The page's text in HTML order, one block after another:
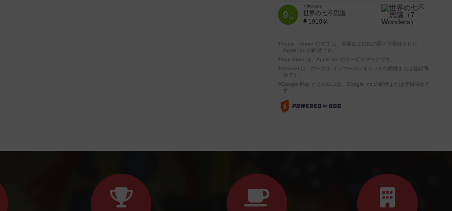
9位
7 Wonders
世界の七不思議
1919名
※Apple、Apple のロゴ は、米国および他の国々で登録された
Apple Inc.の商標です。
※App Store は、Apple Inc.のサービスマークです。
※Android は、グーグル インコーポレイテッドの商標または登録商
標です。
※Google Play とそのロゴは、Google Inc.の商標または登録商標で
す。